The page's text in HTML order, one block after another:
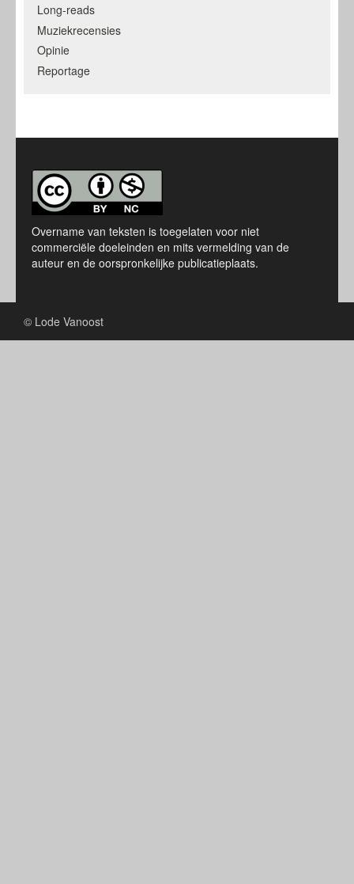
Long-reads
Muziekrecensies
Opinie
Reportage
Overname van teksten is toegelaten voor niet
commerciële doeleinden en mits vermelding van de
auteur en de oorspronkelijke publicatieplaats.
© Lode Vanoost